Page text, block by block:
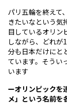
パリ五輪を終えて
きたいなという気
目しているオリン
しながら、どれが
分も日本だけにと
ています。そうい
います
ーオリンピックを
メ」という名前を